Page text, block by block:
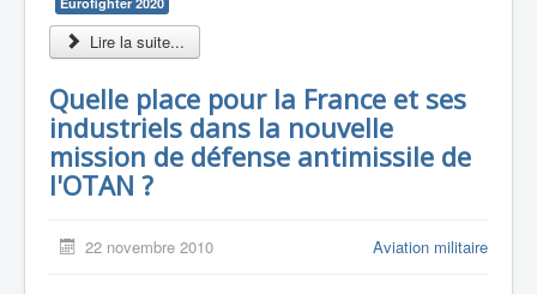
Lire la suite...
Quelle place pour la France et ses
industriels dans la nouvelle
mission de défense antimissile de
l'OTAN ?
22 novembre 2010 Aviation militaire